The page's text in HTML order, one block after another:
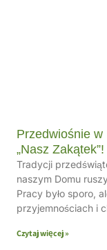
Przedwiośnie
„Nasz Zakątek”!
Tradycji
naszym Domu
Pracy było sporo,
przyjemnościach i
Czytaj więcej »